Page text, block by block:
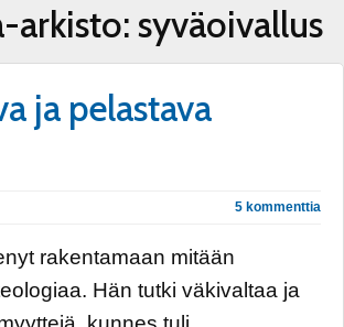
arkisto: syväoivallus
ja pelastava
5 kommenttia
rakentamaan mitään
Hän tutki väkivaltaa ja